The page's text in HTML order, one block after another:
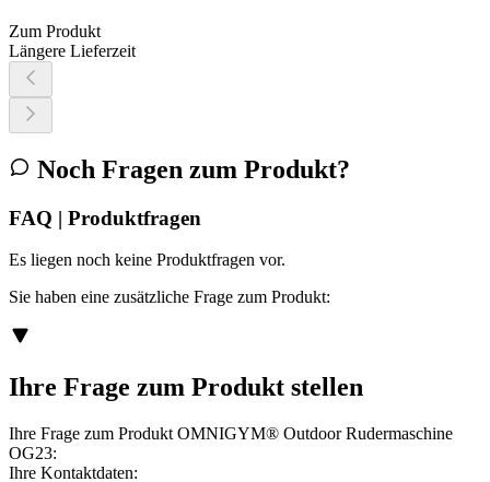
Zum Produkt
Längere Lieferzeit
Noch Fragen zum Produkt?
FAQ | Produktfragen
Es liegen noch keine Produktfragen vor.
Sie haben eine zusätzliche Frage zum Produkt:
Ihre Frage zum Produkt stellen
Ihre Frage zum Produkt OMNIGYM® Outdoor Rudermaschine
OG23:
Ihre Kontaktdaten: